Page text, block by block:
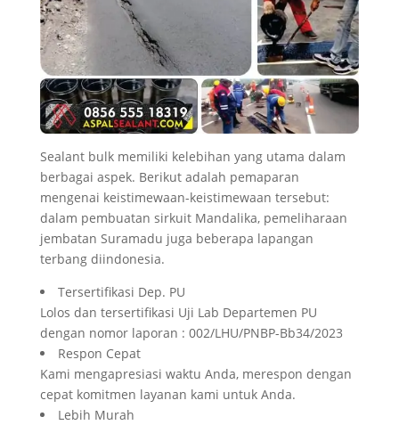
Sealant bulk memiliki kelebihan yang utama dalam
berbagai aspek. Berikut adalah pemaparan
mengenai keistimewaan-keistimewaan tersebut:
dalam pembuatan sirkuit Mandalika, pemeliharaan
jembatan Suramadu juga beberapa lapangan
terbang diindonesia.
Tersertifikasi Dep. PU
Lolos dan tersertifikasi Uji Lab Departemen PU
dengan nomor laporan : 002/LHU/PNBP-Bb34/2023
Respon Cepat
Kami mengapresiasi waktu Anda, merespon dengan
cepat komitmen layanan kami untuk Anda.
Lebih Murah